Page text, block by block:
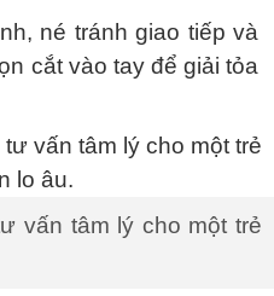
né tránh giao tiếp và
cắt vào tay để giải tỏa
vấn tâm lý cho một trẻ